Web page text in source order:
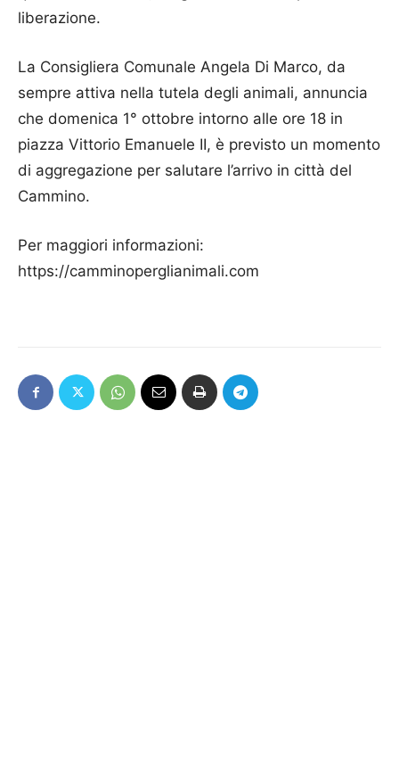
liberazione.
La Consigliera Comunale Angela Di Marco, da
sempre attiva nella tutela degli animali, annuncia
che domenica 1° ottobre intorno alle ore 18 in
piazza Vittorio Emanuele II, è previsto un momento
di aggregazione per salutare l’arrivo in città del
Cammino.
Per maggiori informazioni:
https://camminoperglianimali.com